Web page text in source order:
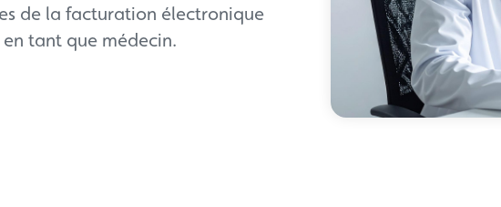
de la facturation électronique
tant que médecin.